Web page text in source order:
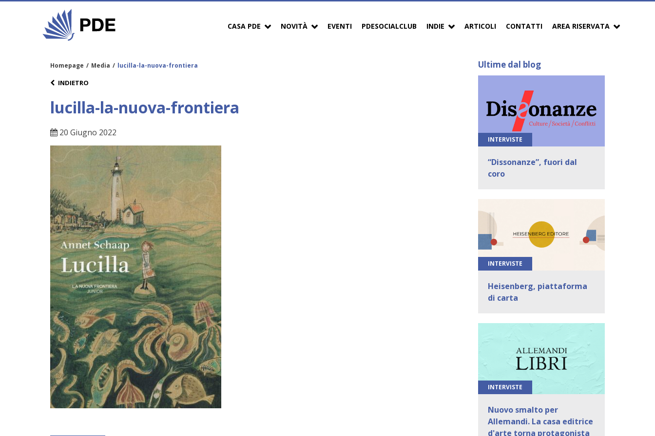
CASA PDE NOVITÀ EVENTI PDESOCIALCLUB INDIE ARTICOLI CONTATTI AREA RISERVATA
Homepage / Media / lucilla-la-nuova-frontiera
INDIETRO
lucilla-la-nuova-frontiera
20 Giugno 2022
Ultime dal blog
INTERVISTE
“Dissonanze”, fuori dal
coro
INTERVISTE
Heisenberg, piattaforma
di carta
INTERVISTE
Nuovo smalto per
Allemandi. La casa editrice
d'arte torna protagonista